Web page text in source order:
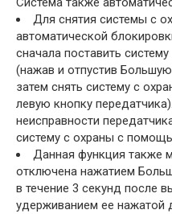
Для снятия системы с
автоматической
сначала поставить
(нажав и отпустив
затем снять систему с
левую кнопку
неисправности
систему с охраны с
Данная функция также
отключена нажатием
в течение 3 секунд после
удерживанием ее нажатой